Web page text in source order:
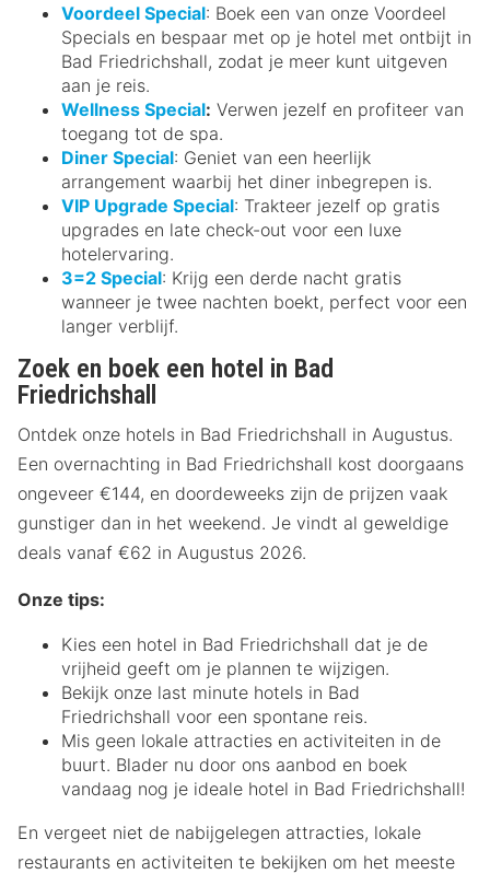
Voordeel Special: Boek een van onze Voordeel
Specials en bespaar met op je hotel met ontbijt in
Bad Friedrichshall, zodat je meer kunt uitgeven
aan je reis.
Wellness Special: Verwen jezelf en profiteer van
toegang tot de spa.
Diner Special: Geniet van een heerlijk
arrangement waarbij het diner inbegrepen is.
VIP Upgrade Special: Trakteer jezelf op gratis
upgrades en late check-out voor een luxe
hotelervaring.
3=2 Special: Krijg een derde nacht gratis
wanneer je twee nachten boekt, perfect voor een
langer verblijf.
Zoek en boek een hotel in Bad
Friedrichshall
Ontdek onze hotels in Bad Friedrichshall in Augustus.
Een overnachting in Bad Friedrichshall kost doorgaans
ongeveer €144, en doordeweeks zijn de prijzen vaak
gunstiger dan in het weekend. Je vindt al geweldige
deals vanaf €62 in Augustus 2026.
Onze tips:
Kies een hotel in Bad Friedrichshall dat je de
vrijheid geeft om je plannen te wijzigen.
Bekijk onze last minute hotels in Bad
Friedrichshall voor een spontane reis.
Mis geen lokale attracties en activiteiten in de
buurt. Blader nu door ons aanbod en boek
vandaag nog je ideale hotel in Bad Friedrichshall!
En vergeet niet de nabijgelegen attracties, lokale
restaurants en activiteiten te bekijken om het meeste